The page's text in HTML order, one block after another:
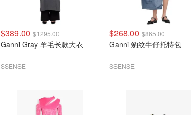
$389.00 $1295.00
Ganni Gray 羊毛长款大衣
SSENSE
$268.00 $865.00
Ganni 豹纹牛仔托特包
SSENSE